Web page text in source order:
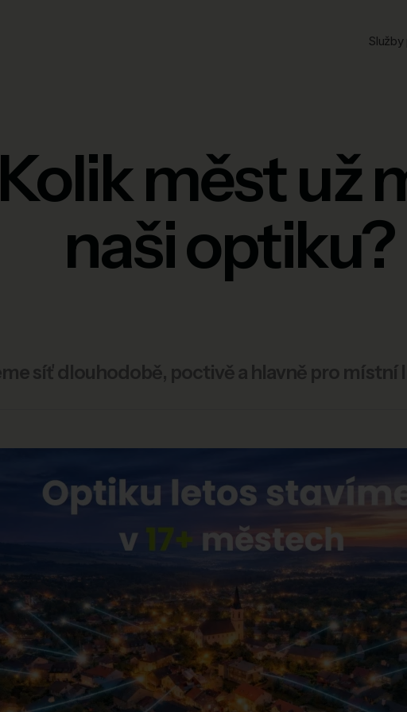
Kolik měst už
naši optiku?